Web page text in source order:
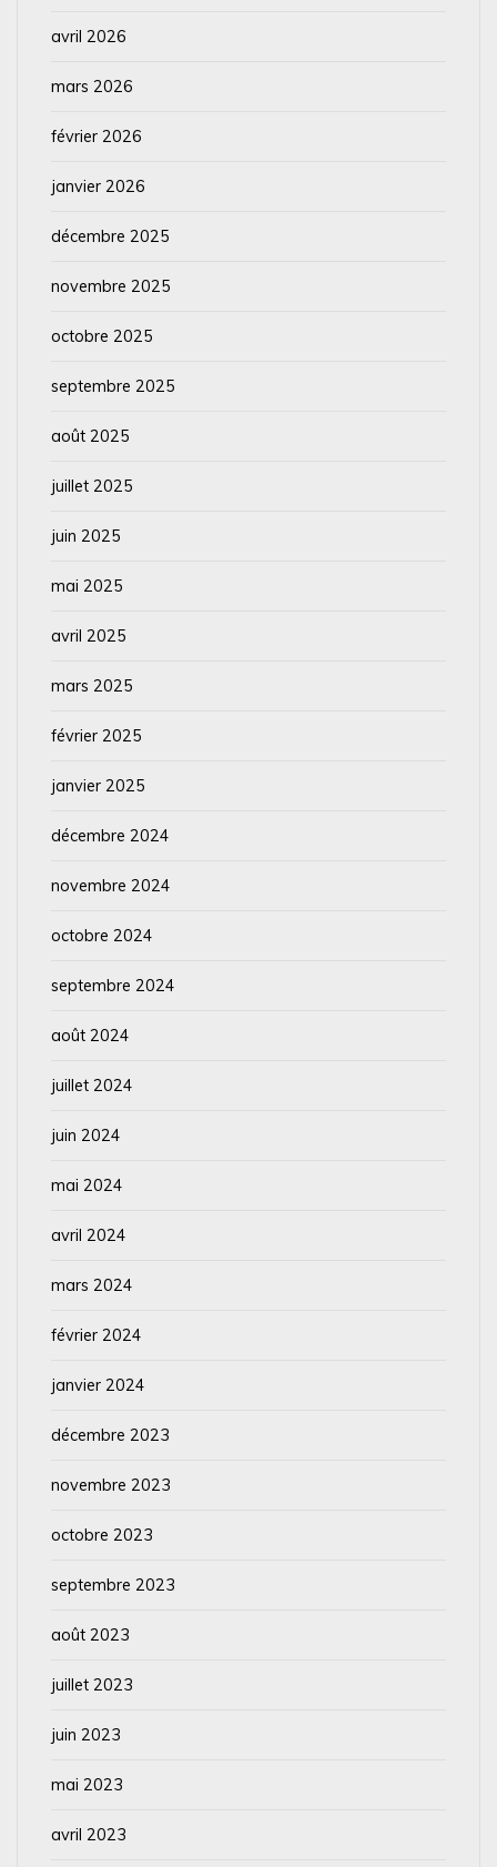
avril 2026
mars 2026
février 2026
janvier 2026
décembre 2025
novembre 2025
octobre 2025
septembre 2025
août 2025
juillet 2025
juin 2025
mai 2025
avril 2025
mars 2025
février 2025
janvier 2025
décembre 2024
novembre 2024
octobre 2024
septembre 2024
août 2024
juillet 2024
juin 2024
mai 2024
avril 2024
mars 2024
février 2024
janvier 2024
décembre 2023
novembre 2023
octobre 2023
septembre 2023
août 2023
juillet 2023
juin 2023
mai 2023
avril 2023